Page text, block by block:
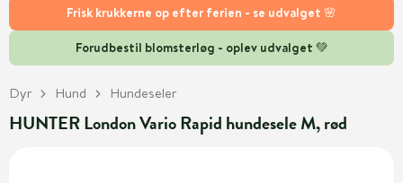
Frisk krukkerne op efter ferien - se udvalget 🌸
Forudbestil blomsterløg - oplev udvalget 💚
Dyr Hund Hundeseler
HUNTER London Vario Rapid hundesele M, rød